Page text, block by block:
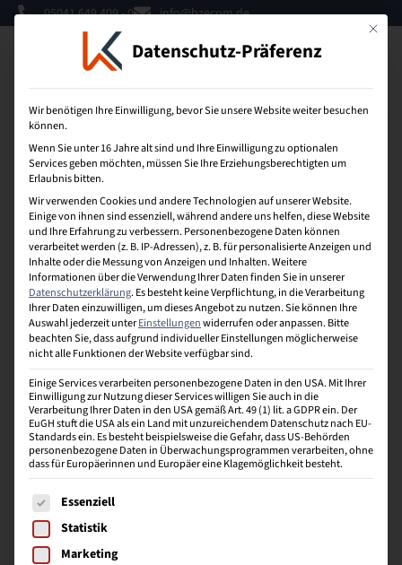
05041 649 409 - 0 info@bzecom.de
Konkurrenzanalysen
Befassen sich mit Informationen zur Anzahl, zur
Größe, zur Leistungsfähigkeit und zu den Standorten
der wichtigsten Wettbewerber. Außerdem werden die
Marktanteile der Wettbewerber, wichtige
Absatzgebiete und die Unternehmenspolitik
erkundet. Von besonderer Bedeutung ist, welche
Schwerpunkte die Konkurrenz setzt.
K
Konditionenpolitik
Umfasst die Gestaltung der Lieferungs- und
Zahlungsbedingungen mit dem Ziel, die Ausgaben
des Kunden zu erhöhen.
Mit
Datenschutz-Präferenz
Wir benötigen Ihre Einwilligung, bevor Sie unsere Website weiter besuchen
können.
Wenn Sie unter 16 Jahre alt sind und Ihre Einwilligung zu optionalen
Services geben möchten, müssen Sie Ihre Erziehungsberechtigten um
Erlaubnis bitten.
Wir verwenden Cookies und andere Technologien auf unserer Website.
Einige von ihnen sind essenziell, während andere uns helfen, diese Website
und Ihre Erfahrung zu verbessern.Personenbezogene Daten können
verarbeitet werden (z. B. IP-Adressen), z. B. für personalisierte Anzeigen und
Inhalte oder die Messung von Anzeigen und Inhalten.Weitere
Informationen über die Verwendung Ihrer Daten finden Sie in unserer
Datenschutzerklärung.Es besteht keine Verpflichtung, in die Verarbeitung
Ihrer Daten einzuwilligen, um dieses Angebot zu nutzen.Sie können Ihre
Auswahl jederzeit unterEinstellungenwiderrufen oder anpassen.Bitte
beachten Sie, dass aufgrund individueller Einstellungen möglicherweise
nicht alle Funktionen der Website verfügbar sind.
Einige Services verarbeiten personenbezogene Daten in den USA. Mit Ihrer
Einwilligung zur Nutzung dieser Services willigen Sie auch in die
Verarbeitung Ihrer Daten in den USA gemäß Art. 49 (1) lit. a GDPR ein. Der
EuGH stuft die USA als ein Land mit unzureichendem Datenschutz nach EU-
Standards ein. Es besteht beispielsweise die Gefahr, dass US-Behörden
personenbezogene Daten in Überwachungsprogrammen verarbeiten, ohne
dass für Europäerinnen und Europäer eine Klagemöglichkeit besteht.
Es folgt eine Liste der Service-Gruppen, für die eine
Essenziell
Statistik
Marketing